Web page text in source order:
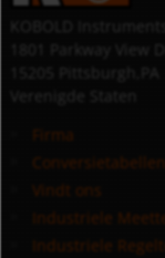
Firma
Conversietabellen
Vindt ons
Industriele
Industriele